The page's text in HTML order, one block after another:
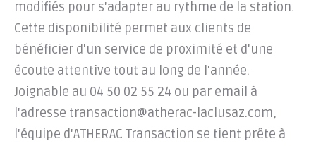
modifiés pour s'adapter au rythme de la station.
Cette disponibilité permet aux clients de
bénéficier d'un service de proximité et d'une
écoute attentive tout au long de l'année.
Joignable au 04 50 02 55 24 ou par email à
l'adresse transaction@atherac-laclusaz.com,
l'équipe d'ATHERAC Transaction se tient prête à